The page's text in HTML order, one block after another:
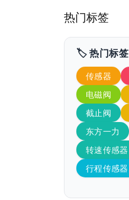
热门标签
🏷️ 热门标签
传感器
电磁阀
截止阀
东方一力
转速传感器
行程传感器